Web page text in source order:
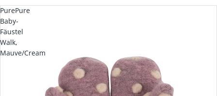
PurePure
Baby-
Fäustel
Walk,
Mauve/Cream